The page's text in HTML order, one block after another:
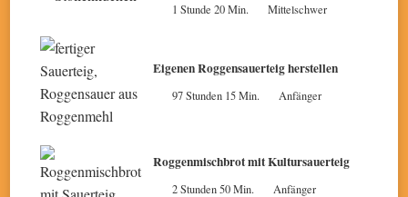
1 Stunde 20 Min. Mittelschwer
Eigenen Roggensauerteig herstellen
97 Stunden 15 Min. Anfänger
Roggenmischbrot mit Kultursauerteig
2 Stunden 50 Min. Anfänger